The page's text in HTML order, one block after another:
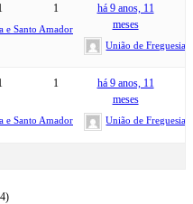
e Santo Amador
1
há 9 anos, 11
meses
União de
e Santo Amador
1
há 9 anos, 11
meses
União de